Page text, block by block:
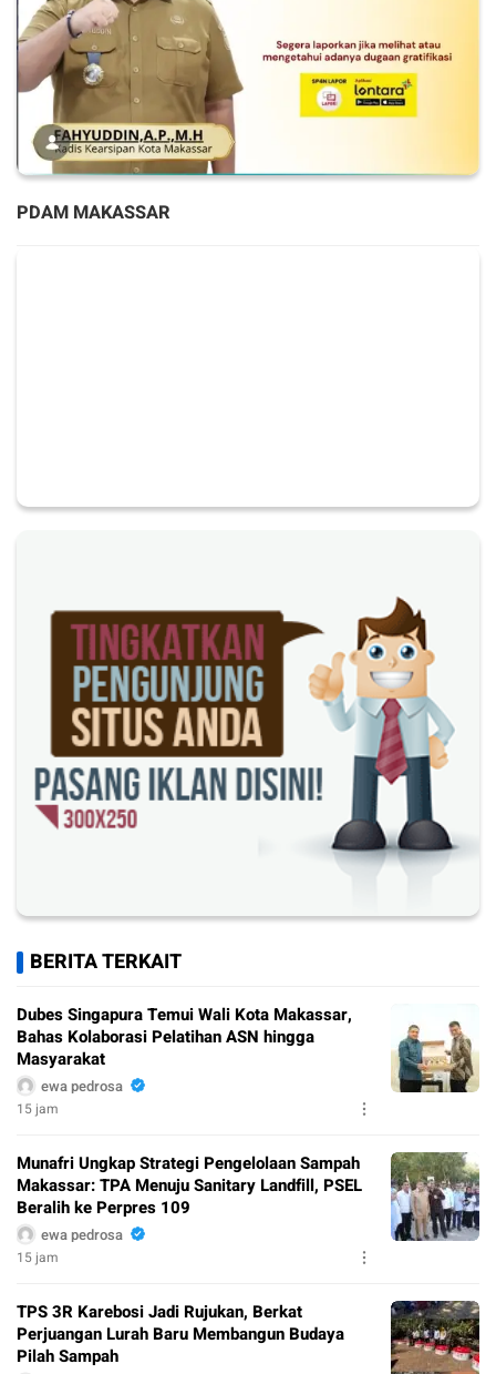
PDAM MAKASSAR
BERITA TERKAIT
Dubes Singapura Temui Wali Kota Makassar,
Bahas Kolaborasi Pelatihan ASN hingga
Masyarakat
ewa pedrosa
15 jam
Munafri Ungkap Strategi Pengelolaan Sampah
Makassar: TPA Menuju Sanitary Landfill, PSEL
Beralih ke Perpres 109
ewa pedrosa
15 jam
TPS 3R Karebosi Jadi Rujukan, Berkat
Perjuangan Lurah Baru Membangun Budaya
Pilah Sampah